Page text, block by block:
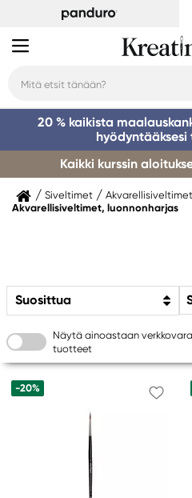
20 % kaikista
hyödyntääksesi
Kaikki kurssin
Siveltimet
Akvarellisiveltimet
Akvarellisiveltimet, luonnonharjas
Suosittua
Näytä ainoastaan
tuotteet
-20%